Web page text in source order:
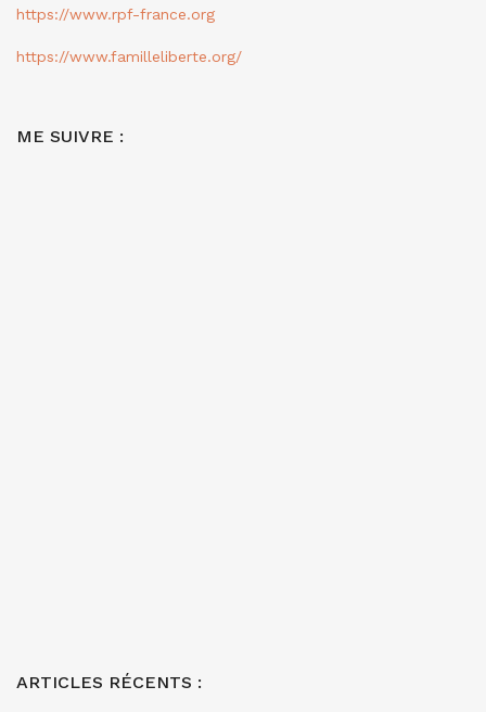
https://www.rpf-france.org
https://www.familleliberte.org/
ME SUIVRE :
ARTICLES RÉCENTS :